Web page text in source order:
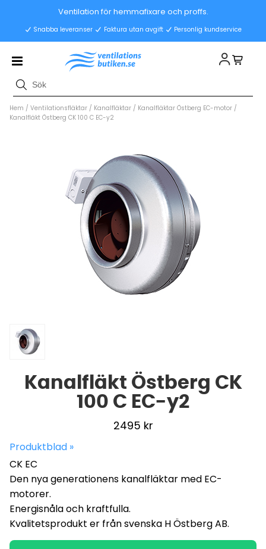
Ventilation för hemmafixare och proffs.
Snabba leveranser Faktura utan avgift Personlig kundservice
Hem / Ventilationsfläktar / Kanalfläktar / Kanalfläktar Östberg EC-motor /
Kanalfläkt Östberg CK 100 C EC-y2
Kanalfläkt Östberg CK
100 C EC-y2
2495 kr
Produktblad »
CK EC
Den nya generationens kanalfläktar med EC-
motorer.
Energisnåla och kraftfulla.
Kvalitetsprodukt er från svenska H Östberg AB.